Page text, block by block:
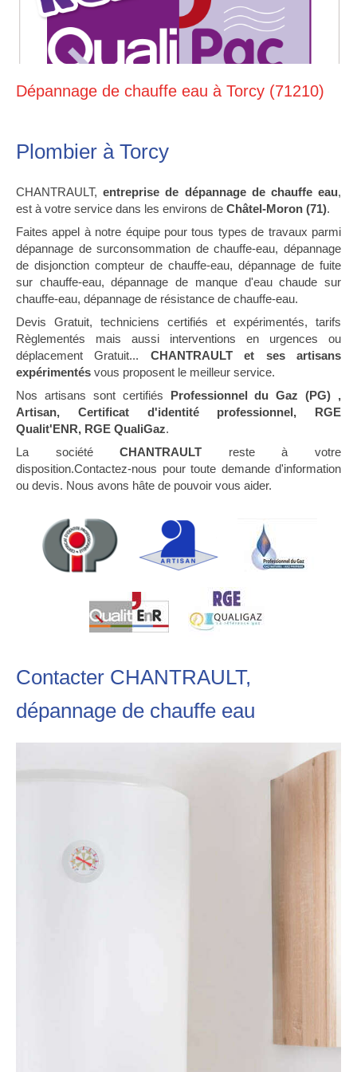
Dépannage de chauffe eau à Torcy (71210)
Plombier à Torcy
CHANTRAULT,entreprise de dépannage de chauffe eau,
est à votre service dans les environs de Châtel-Moron (71).
Faites appel à notre équipe pour tous types de travaux parmi
dépannage de surconsommation de chauffe-eau, dépannage
de disjonction compteur de chauffe-eau, dépannage de fuite
sur chauffe-eau, dépannage de manque d'eau chaude sur
chauffe-eau, dépannage de résistance de chauffe-eau.
Devis Gratuit, techniciens certifiés et expérimentés, tarifs
Règlementés mais aussi interventions en urgences ou
déplacement Gratuit... CHANTRAULT et ses artisans
expérimentés vous proposent le meilleur service.
Nos artisans sont certifiés Professionnel du Gaz (PG) ,
Artisan, Certificat d'identité professionnel, RGE
Qualit'ENR, RGE QualiGaz.
La sociétéCHANTRAULT reste à votre
disposition.Contactez-nous pour toute demande d'information
ou devis. Nous avons hâte de pouvoir vous aider.
Contacter CHANTRAULT,
dépannage de chauffe eau